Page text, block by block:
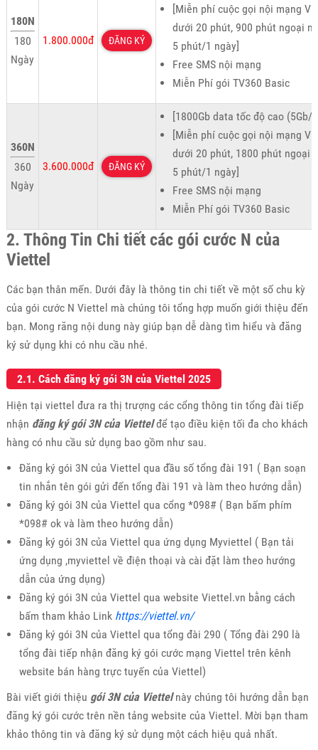
180N
180
Ngày
1.800.000đ ĐĂNG KÝ
[Miễn phí cuộc gọi nội mạng
dưới 20 phút, 900 phút ngoại
5 phút/1 ngày]
Free SMS nội mạng
Miễn Phí gói TV360 Basic
360N
360
Ngày
3.600.000đ ĐĂNG KÝ
[1800Gb data tốc độ cao (5Gb/
[Miễn phí cuộc gọi nội mạng
dưới 20 phút, 1800 phút ngoại
5 phút/1 ngày]
Free SMS nội mạng
Miễn Phí gói TV360 Basic
2. Thông Tin Chi tiết các gói cước N của
Viettel
Các bạn thân mến. Dưới đây là thông tin chi tiết về một số chu kỳ
của gói cước N Viettel mà chúng tôi tổng hợp muốn giới thiệu đến
bạn. Mong răng nội dung này giúp bạn dễ dàng tìm hiểu và đăng
ký sử dụng khi có nhu cầu nhé.
2.1. Cách đăng ký gói 3N của Viettel 2025
Hiện tại viettel đưa ra thị trượng các cổng thông tin tổng đài tiếp
nhận đăng ký gói 3N của Viettelđể tạo điều kiện tối đa cho khách
hàng có nhu cầu sử dụng bao gồm như sau.
Đăng ký gói 3N của Viettel qua đầu số tổng đài 191 ( Bạn soạn
tin nhắn tên gói gửi đến tổng đài 191 và làm theo hướng dẫn)
Đăng ký gói 3N của Viettel qua cổng *098# ( Bạn bấm phím
*098# ok và làm theo hướng dẫn)
Đăng ký gói 3N của Viettel qua ứng dụng Myviettel ( Bạn tải
ứng dụng ,myviettel về điện thoại và cài đặt làm theo hướng
dẫn của ứng dụng)
Đăng ký gói 3N của Viettel qua website Viettel.vn bằng cách
bấm tham khảo Link https://viettel.vn/
Đăng ký gói 3N của Viettel qua tổng đài 290 ( Tổng đài 290 là
tổng đài tiếp nhận đăng ký gói cước mạng Viettel trên kênh
website bán hàng trực tuyến của Viettel)
Bài viết giới thiệu gói 3N của Viettelnày chúng tôi hướng dẫn bạn
đăng ký gói cước trên nền tảng website của Viettel. Mời bạn tham
khảo thông tin và đăng ký sử dụng một cách hiệu quả nhất.